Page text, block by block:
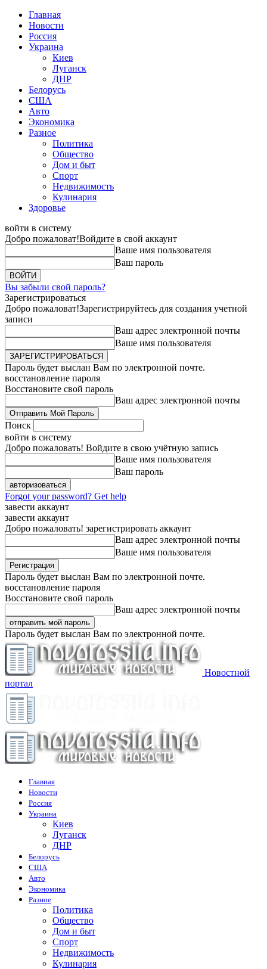
Главная
Новости
Россия
Украина
Киев
Луганск
ДНР
Белорусь
США
Авто
Экономика
Разное
Политика
Общество
Дом и быт
Спорт
Недвижимость
Кулинария
Здоровье
войти в систему
Добро пожаловат!Войдите в свой аккаунт
Ваше имя пользователя
Ваш пароль
Вы забыли свой пароль?
Зарегистрироваться
Добро пожаловат!Зарегистрируйтесь для создания учетной
записи
Ваш адрес электронной почты
Ваше имя пользователя
Пароль будет выслан Вам по электронной почте.
восстановление пароля
Восстановите свой пароль
Ваш адрес электронной почты
Поиск
войти в систему
Добро пожаловать! Войдите в свою учётную запись
Ваше имя пользователя
Ваш пароль
Forgot your password? Get help
завести аккаунт
завести аккаунт
Добро пожаловать! зарегистрировать аккаунт
Ваш адрес электронной почты
Ваше имя пользователя
Пароль будет выслан Вам по электронной почте.
восстановление пароля
Восстановите свой пароль
Ваш адрес электронной почты
Пароль будет выслан Вам по электронной почте.
Новостной
портал
Главная
Новости
Россия
Украина
Киев
Луганск
ДНР
Белорусь
США
Авто
Экономика
Разное
Политика
Общество
Дом и быт
Спорт
Недвижимость
Кулинария